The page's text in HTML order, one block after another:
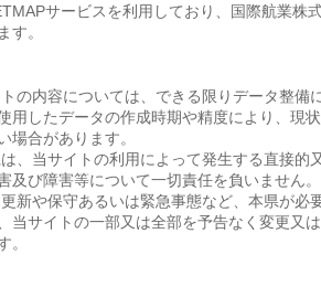
サービスを利用しており、国際航業株
す。
トの内容については、できる限りデータ整備
用したデータの作成時期や精度により、現
場合があります。
は、当サイトの利用によって発生する直接的
及び障害等について一切責任を負いません。
更新や保守あるいは緊急事態など、本県が必
当サイトの一部又は全部を予告なく変更又
。